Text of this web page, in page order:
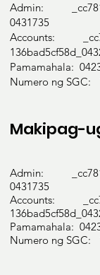
Admin:
0431735
Accounts:
Pamamahala:
Numero ng SGC:
Makipag-
Admin:
0431735
Accounts:
Pamamahala:
Numero ng SGC: